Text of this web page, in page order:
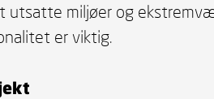
utsatte miljøer og
er viktig.